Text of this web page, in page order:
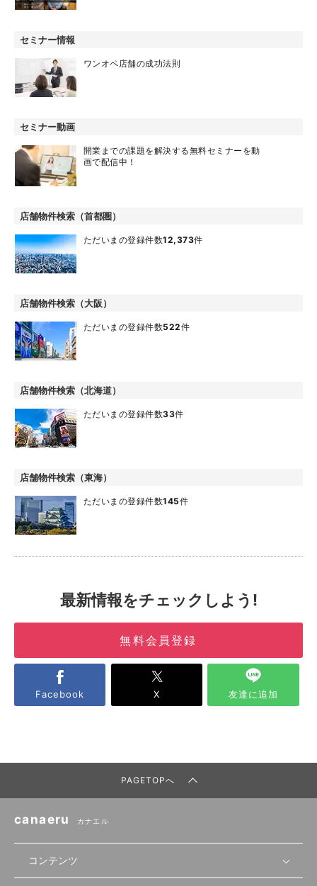
セミナー情報
ワンオペ店舗の成功法則
セミナー動画
開業までの課題を解決する無料セミナーを動
画で配信中！
店舗物件検索（首都圏）
ただいまの登録件数12,373件
店舗物件検索（大阪）
ただいまの登録件数522件
店舗物件検索（北海道）
ただいまの登録件数33件
店舗物件検索（東海）
ただいまの登録件数145件
最新情報をチェックしよう!
無料会員登録
Facebook X 友達に追加
PAGETOPへ
canaeru カナエル
コンテンツ